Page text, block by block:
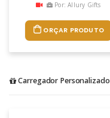
Por: Allury Gifts
ORÇAR PRODUTO
Carregador Personalizado